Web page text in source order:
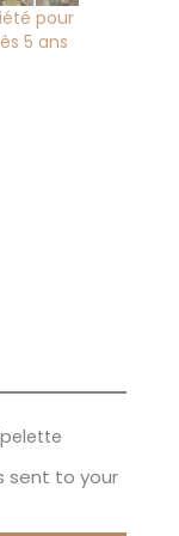
pour
5 ans
sent to your